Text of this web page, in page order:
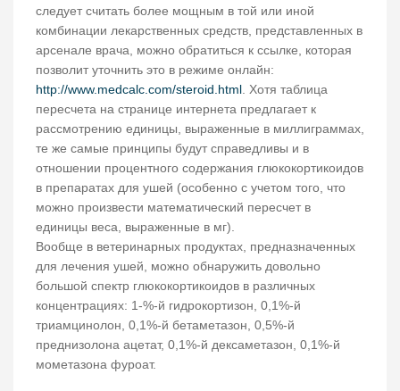
следует считать более мощным в той или иной
комбинации лекарственных средств, представленных в
арсенале врача, можно обратиться к ссылке, которая
позволит уточнить это в режиме онлайн:
http://www.medcalc.com/steroid.html . Хотя таблица
пересчета на странице интернета предлагает к
рассмотрению единицы, выраженные в миллиграммах,
те же самые принципы будут справедливы и в
отношении процентного содержания глюкокортикоидов
в препаратах для ушей (особенно с учетом того, что
можно произвести математический пересчет в
единицы веса, выраженные в мг).
Вообще в ветеринарных продуктах, предназначенных
для лечения ушей, можно обнаружить довольно
большой спектр глюкокортикоидов в различных
концентрациях: 1-%-й гидрокортизон, 0,1%-й
триамцинолон, 0,1%-й бетаметазон, 0,5%-й
преднизолона ацетат, 0,1%-й дексаметазон, 0,1%-й
мометазона фуроат.